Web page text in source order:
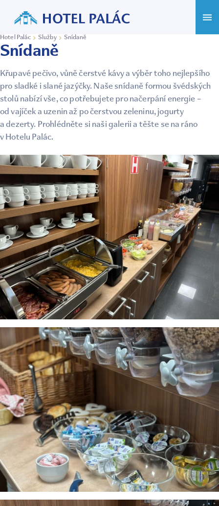
Snídaně
Hotel Palác Služby Snídaně
Křupavé pečivo, vůně čerstvé kávy a výběr toho nejlepšího
pro sladké i slané jazýčky. Naše snídaně formou švédských
stolů nabízí vše, co potřebujete pro načerpání energie –
od vajíček a uzenin až po čerstvou zeleninu, jogurty
a dezerty. Prohlédněte si naši galerii a těšte se na ráno
v Hotelu Palác.